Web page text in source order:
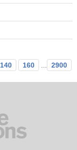
140 160 ... 2900